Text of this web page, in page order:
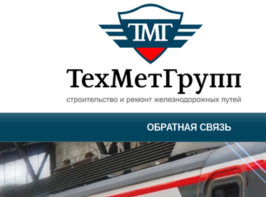
ОБРАТНАЯ СВЯЗЬ